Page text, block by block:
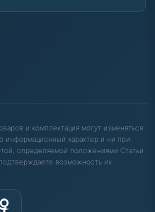
и комплектация могут изменяться
информационный характер и ни при
определяемой положениями Статьи
возможность их